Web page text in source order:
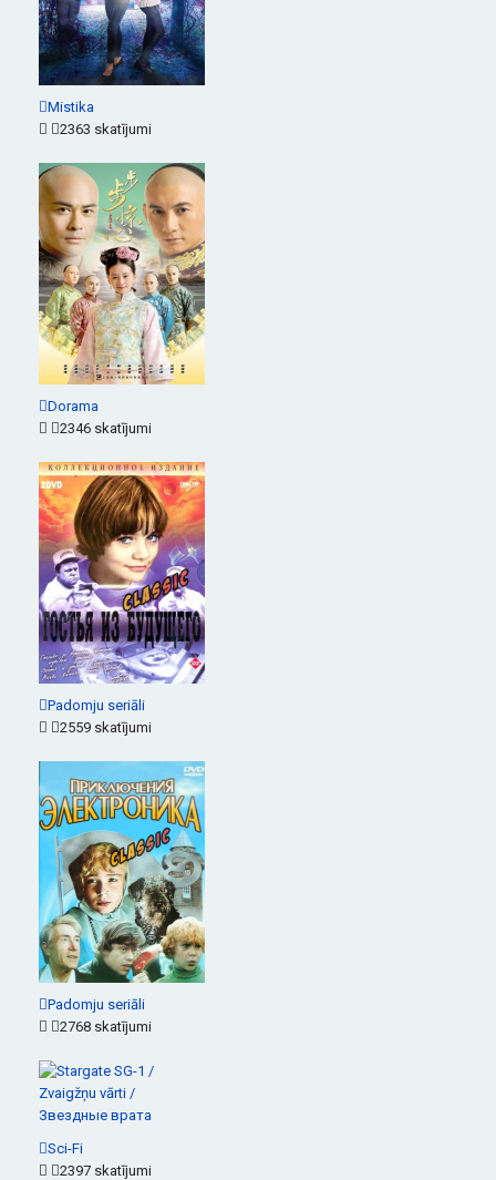
Mistika
2363 skatījumi
Dorama
2346 skatījumi
Padomju seriāli
2559 skatījumi
Padomju seriāli
2768 skatījumi
Sci-Fi
2397 skatījumi